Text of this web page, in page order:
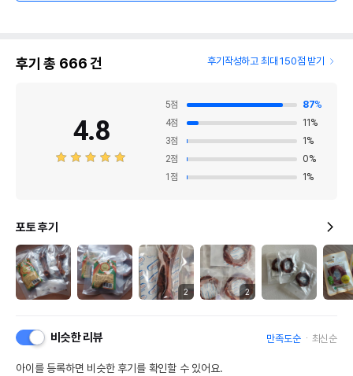
후기 총 666건 후기작성하고 최대 150점 받기
4.8
5점 87%
4점 11 %
3점 1 %
2점 0%
1 점 1 %
포토 후기
2 2
비슷한 리뷰 만족도순 최신순
아이를 등록하면 비슷한 후기를 확인할 수 있어요.